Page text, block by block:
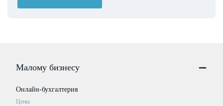
Малому бизнесу
Онлайн-бухгалтерия
Цены